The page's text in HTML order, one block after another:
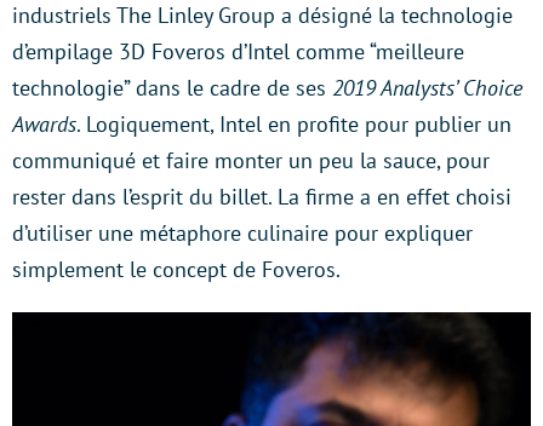
industriels The Linley Group a désigné la technologie
d’empilage 3D Foveros d’Intel comme “meilleure
technologie” dans le cadre de ses 2019 Analysts’ Choice
Awards. Logiquement, Intel en profite pour publier un
communiqué et faire monter un peu la sauce, pour
rester dans l’esprit du billet. La firme a en effet choisi
d’utiliser une métaphore culinaire pour expliquer
simplement le concept de Foveros.